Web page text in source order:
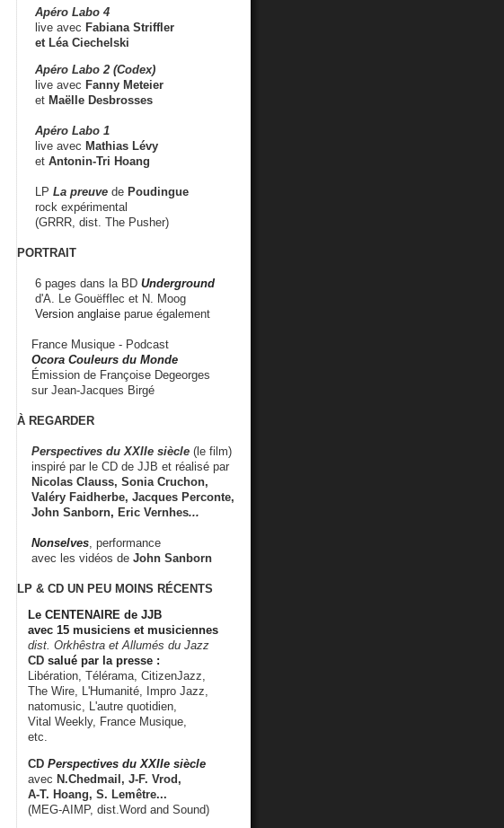
Apéro Labo 4
live avec Fabiana Striffler
et Léa Ciechelski
Apéro Labo 2 (Codex)
live avec Fanny Meteier
et Maëlle Desbrosses
Apéro Labo 1
live avec Mathias Lévy
et Antonin-Tri Hoang
LP La preuve de Poudingue
rock expérimental
(GRRR, dist. The Pusher)
PORTRAIT
6 pages dans la BD Underground
d'A. Le Gouëfflec et N. Moog
Version anglaise parue également
France Musique - Podcast
Ocora Couleurs du Monde
Émission de Françoise Degeorges
sur Jean-Jacques Birgé
À REGARDER
Perspectives du XXIIe siècle (le film)
inspiré par le CD de JJB et réalisé par
Nicolas Clauss, Sonia Cruchon,
Valéry Faidherbe, Jacques Perconte,
John Sanborn, Eric Vernhes...
Nonselves , performance
avec les vidéos de John Sanborn
LP & CD UN PEU MOINS RÉCENTS
Le CENTENAIRE de JJB
avec 15 musiciens et musiciennes
dist. Orkhêstra et Allumés du Jazz
CD salué par la presse :
Libération, Télérama, CitizenJazz,
The Wire, L'Humanité, Impro Jazz,
natomusic, L'autre quotidien,
Vital Weekly, France Musique,
etc.
CD Perspectives du XXIIe siècle
avec N.Chedmail, J-F. Vrod,
A-T. Hoang, S. Lemêtre...
(MEG-AIMP, dist.Word and Sound)